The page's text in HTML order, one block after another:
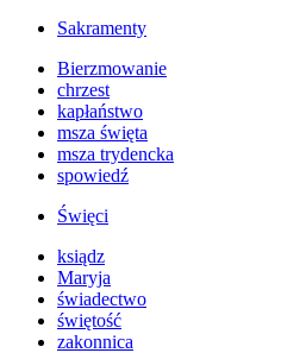
Sakramenty
Bierzmowanie
chrzest
kapłaństwo
msza święta
msza trydencka
spowiedź
Święci
ksiądz
Maryja
świadectwo
świętość
zakonnica